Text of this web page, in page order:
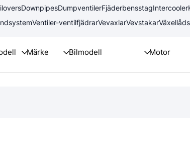
DownpipesDumpventilerFjäderbensstagIntercooler
Ventiler-ventilfjädrarVevaxlarVevstakar